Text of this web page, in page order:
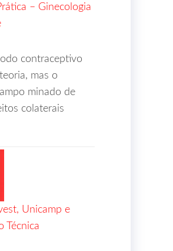
– Ginecologia
contraceptivo
mas o
minado de
colaterais
Unicamp e
Técnica